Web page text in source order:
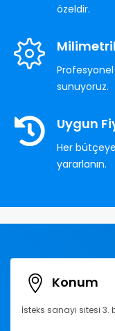
özeldir.
sunuyoruz.
Uygun
Her
yararlanın.
Konum
İsteks sanayi sitesi 3.